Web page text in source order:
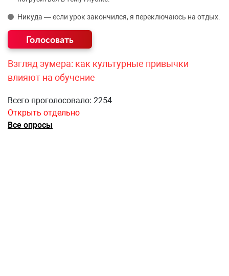
Никуда — если урок закончился, я переключаюсь на отдых.
Взгляд зумера: как культурные привычки
влияют на обучение
Всего проголосовало: 2254
Открыть отдельно
Все опросы